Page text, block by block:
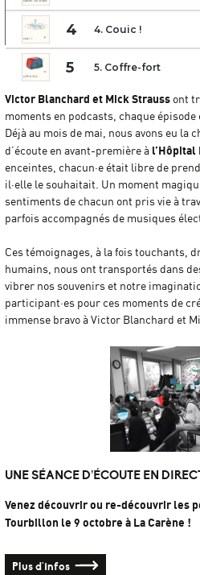
Victor Blanchard et Mick Strauss ont
moments en podcasts, chaque
Déjà au mois de mai, nous avons eu la
d’écoute en avant-première à l’Hôpital
enceintes, chacun·e était libre de
il·elle le souhaitait. Un moment
sentiments de chacun ont pris vie à
parfois accompagnés de musiques
Ces témoignages, à la fois touchants,
humains, nous ont transportés dans
vibrer nos souvenirs et notre
participant·es pour ces moments de
immense bravo à Victor Blanchard et
UNE SÉANCE D’ÉCOUTE EN
Venez découvrir ou re-découvrir les
Tourbillon le 9 octobre à La Carène !
Plus d'infos